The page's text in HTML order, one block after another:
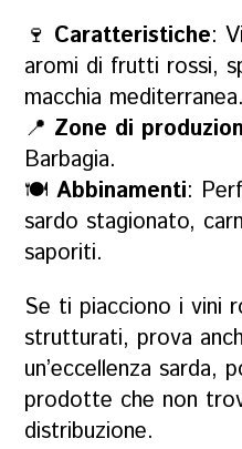
🍷 Caratteristiche:
aromi di frutti rossi,
macchia mediterranea.
📍 Zone di
Barbagia.
🍽Abbinamenti:
sardo stagionato,
saporiti.
Se ti piacciono ivini
strutturati, prova
un’eccellenza sarda,
prodotte che non
distribuzione.